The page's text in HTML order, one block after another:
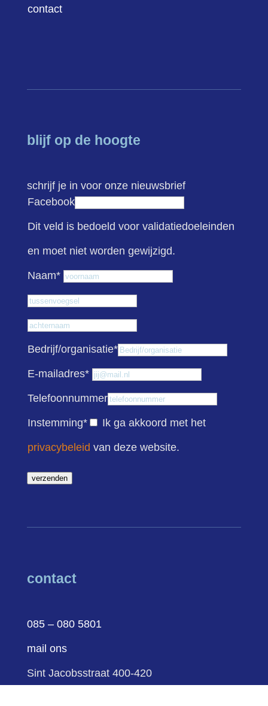
contact
blijf op de hoogte
schrijf je in voor onze nieuwsbrief
Facebook
Dit veld is bedoeld voor validatiedoeleinden
en moet niet worden gewijzigd.
Naam* Voornaam
Tussenvoegsel
Achternaam
Bedrijf/organisatie*
E-mailadres*
Telefoonnummer
Instemming* Ik ga akkoord met het
privacybeleid van deze website.
verzenden
contact
085 – 080 5801
mail ons
Sint Jacobsstraat 400-420